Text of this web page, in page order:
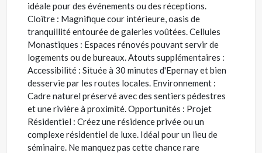
idéale pour des événements ou des réceptions.
Cloître : Magnifique cour intérieure, oasis de
tranquillité entourée de galeries voûtées. Cellules
Monastiques : Espaces rénovés pouvant servir de
logements ou de bureaux. Atouts supplémentaires :
Accessibilité : Située à 30 minutes d'Epernay et bien
desservie par les routes locales. Environnement :
Cadre naturel préservé avec des sentiers pédestres
et une rivière à proximité. Opportunités : Projet
Résidentiel : Créez une résidence privée ou un
complexe résidentiel de luxe. Idéal pour un lieu de
séminaire. Ne manquez pas cette chance rare